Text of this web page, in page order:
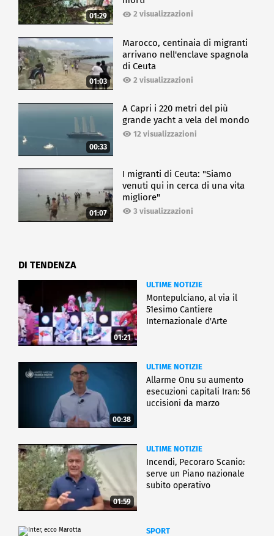
01:29 2 visualizzazioni
01:03
Marocco, centinaia di migranti
arrivano nell'enclave spagnola
di Ceuta
2 visualizzazioni
00:33
A Capri i 220 metri del più
grande yacht a vela del mondo
12 visualizzazioni
01:07
I migranti di Ceuta: "Siamo
venuti qui in cerca di una vita
migliore"
3 visualizzazioni
DI TENDENZA
01:21
ULTIME NOTIZIE
Montepulciano, al via il
51esimo Cantiere
Internazionale d'Arte
00:38
ULTIME NOTIZIE
Allarme Onu su aumento
esecuzioni capitali Iran: 56
uccisioni da marzo
01:59
ULTIME NOTIZIE
Incendi, Pecoraro Scanio:
serve un Piano nazionale
subito operativo
SPORT